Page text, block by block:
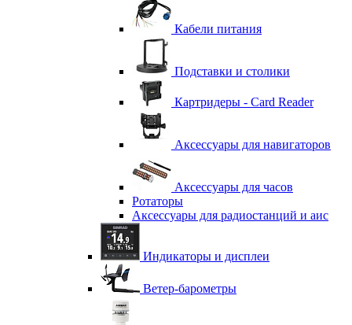
Кабели питания
Подставки и столики
Картридеры - Card Reader
Аксессуары для навигаторов
Аксессуары для часов
Ротаторы
Аксессуары для радиостанций и аис
Индикаторы и дисплеи
Ветер-барометры